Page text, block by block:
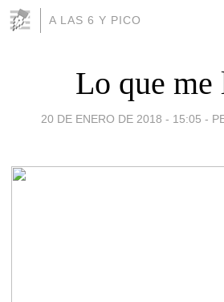
A LAS 6 Y PICO
Lo que me
20 DE ENERO DE 2018 - 15:05 -